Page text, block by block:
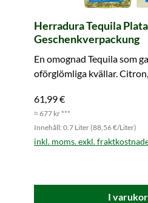
Herradura Tequila
Geschenkverpackung
En omognad Tequila som
oförglömliga kvällar.
61,99 €
≈ 677 kr ***
Innehåll: 0.7 Liter (88,56 €/Liter)
inkl. moms. exkl.
I